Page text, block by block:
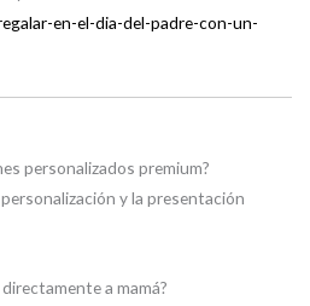
en-el-dia-del-padre-con-un-
personalizados premium?
y la presentación
a mamá?